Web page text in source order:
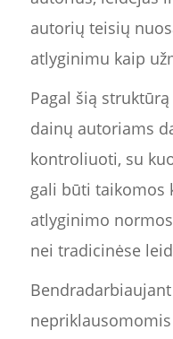
autorių teisių
atlyginimu kaip
Pagal šią
dainų autoriams
kontroliuoti, su
gali būti taikomos
atlyginimo
nei tradicinėse